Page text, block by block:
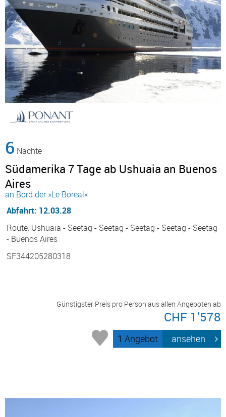
6 Nächte
Südamerika 7 Tage ab Ushuaia an Buenos
Aires
an Bord der »Le Boreal«
Abfahrt: 12.03.28
Route: Ushuaia - Seetag - Seetag - Seetag - Seetag - Seetag
- Buenos Aires
SF344205280318
Günstigster Preis pro Person aus allen Angeboten ab
CHF 1’578
1 Angebot ansehen